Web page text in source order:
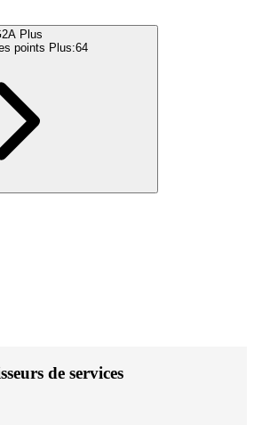
Plus
points Plus:64
de services